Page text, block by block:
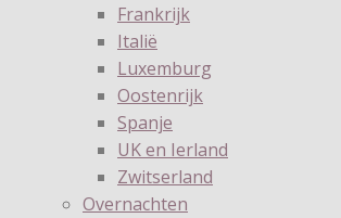
Frankrijk
Italië
Luxemburg
Oostenrijk
Spanje
UK en Ierland
Zwitserland
Overnachten